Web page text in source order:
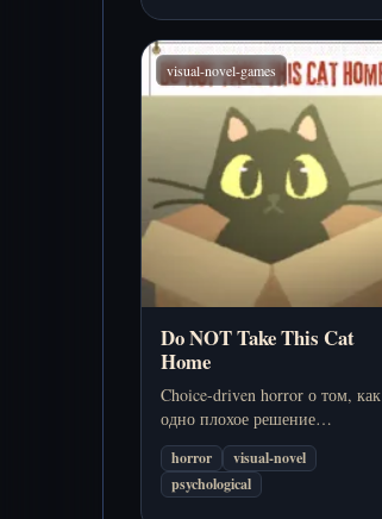
по кускам.
visual-novel-games
Do NOT Take This Cat
Home
Choice-driven horror о том, как
одно плохое решение
превращает квартиру в
ловушку после
предупреждения не брать кота
horror
visual-novel
psychological